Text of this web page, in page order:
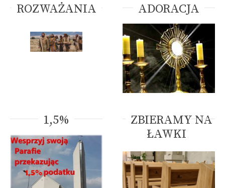
ROZWAŻANIA ADORACJA
1,5%
ZBIERAMY NA
ŁAWKI